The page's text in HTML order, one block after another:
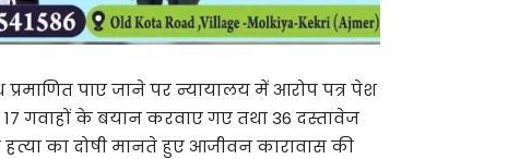
पाए जाने पर न्यायालय में आरोप पत्र पेश
गवाहों के बयान करवाए गए तथा 36 दस्तावेज
का दोषी मानते हुए आजीवन कारावास की